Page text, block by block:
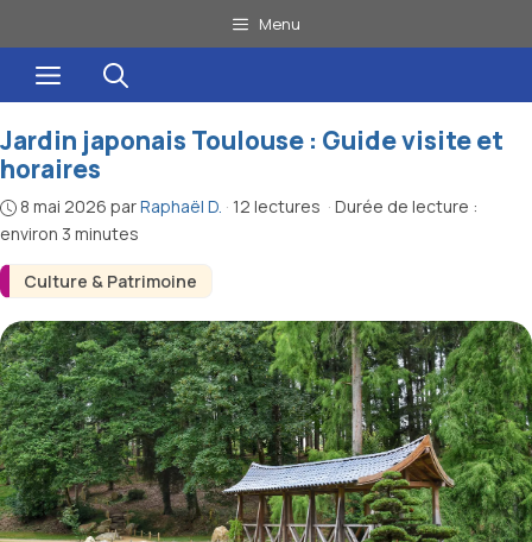
au
contenu
Menu
Menu
Culture & Patrimoine
Jardin japonais Toulouse : Guide visite et
horaires
8 mai 2026 parRaphaël D. · 12 lectures · Durée de lecture :
environ 3 minutes